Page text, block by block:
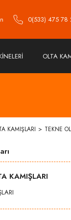
0(533) 475 78
OLTA
KAMIŞLARI TEKNE
KAMIŞLARI